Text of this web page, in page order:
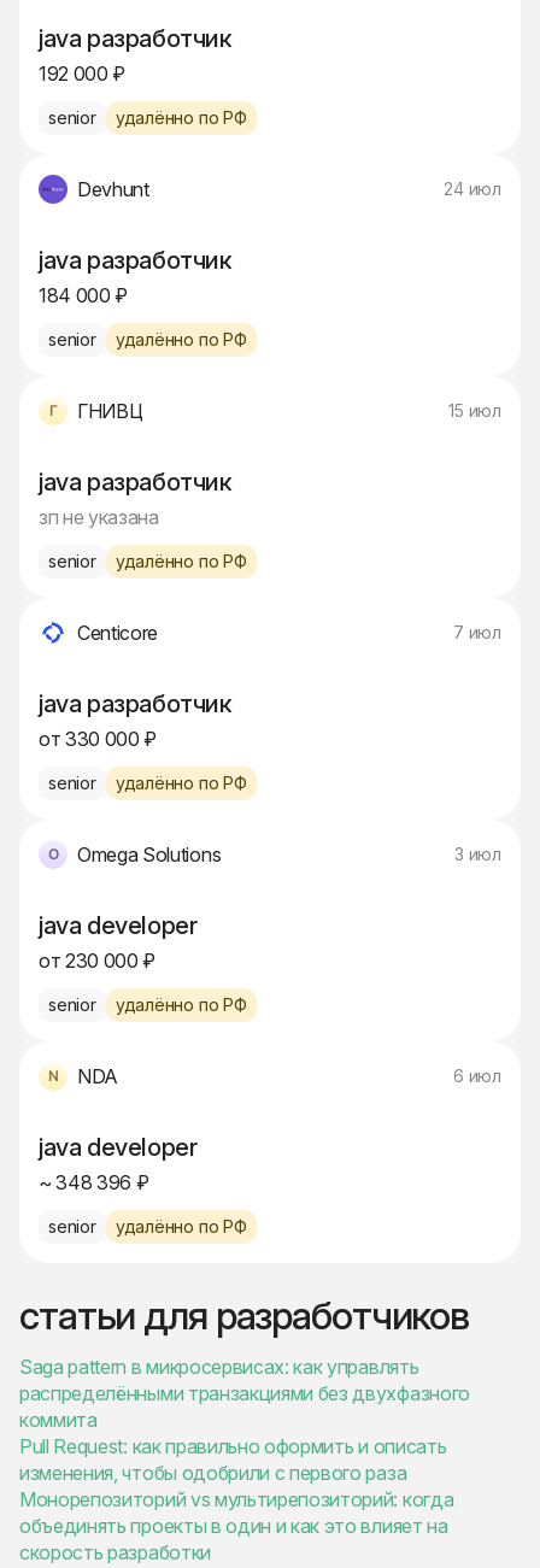
java разработчик
192 000 ₽
senior удалённо по РФ
Devhunt 24 июл
java разработчик
184 000 ₽
senior удалённо по РФ
ГНИВЦ 15 июл
java разработчик
зп не указана
senior удалённо по РФ
Centicore 7 июл
java разработчик
от 330 000 ₽
senior удалённо по РФ
Omega Solutions 3 июл
java developer
от 230 000 ₽
senior удалённо по РФ
NDA 6 июл
java developer
~ 348 396 ₽
senior удалённо по РФ
статьи для разработчиков
Saga pattern в микросервисах: как управлять
распределёнными транзакциями без двухфазного
коммита
Pull Request: как правильно оформить и описать
изменения, чтобы одобрили с первого раза
Монорепозиторий vs мультирепозиторий: когда
объединять проекты в один и как это влияет на
скорость разработки